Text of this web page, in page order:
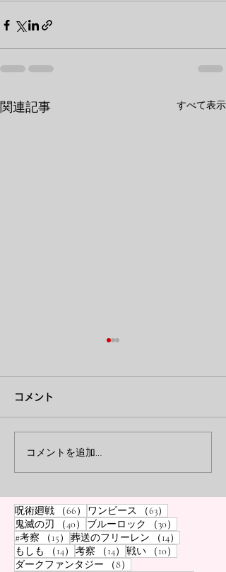
関連記事 すべて表示
レゼがデンジに刻んだ
「未完のレッスン」――
なぜ彼女は未来を断絶さ
せたのか
おけるデンジへの「未完のレ
ッスン」を考察。学校生活や
なぜ未来を断絶させる道を選
んだのか、その残酷な理由と
二人の関係性の深層を解説し
ます。
コメント
コメントを追加…
呪術廻戦 （66） 66件の記事
ワンピース （63）
鬼滅の刃
（40） 40件の記事
ブルーロック （30）
#考察
（15） 15件の記事
葬送のフリーレン （14）
もしも
（14） 14件の記事
考察 （14） 14件の記事
戦い （10）
ダークファンタジー
（8）